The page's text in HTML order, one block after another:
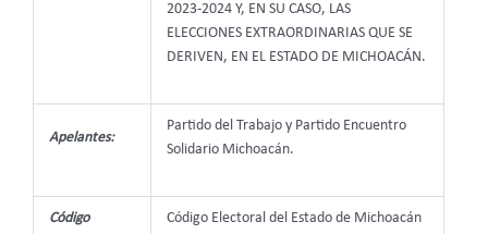
2023-2024 Y, EN SU CASO, LAS
ELECCIONES EXTRAORDINARIAS QUE SE
DERIVEN, EN EL ESTADO DE MICHOACÁN.
Apelantes:
Partido del Trabajo y Partido Encuentro
Solidario Michoacán.
Código
Código Electoral del Estado de Michoacán